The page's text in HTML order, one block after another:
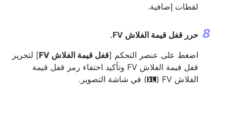
لقطات إضافية.
حرر قفل قيمة الفلاش FV.
اضغط على عنصر التحكم [قفل قيمة الفلاش FV
] لتحرير
قفل قيمة الفلاش FV وتأكيد اختفاء رمز قفل قيمة
الفلاش FV ‏(
r ) في شاشة التصوير.